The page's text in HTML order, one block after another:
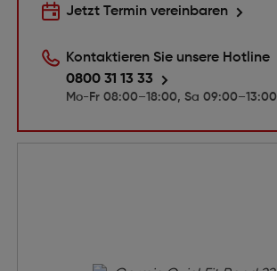
Jetzt Termin vereinbaren
Kontaktieren Sie unsere Hotline
0800 31 13 33
Mo-Fr 08:00–18:00, Sa 09:00–13:00